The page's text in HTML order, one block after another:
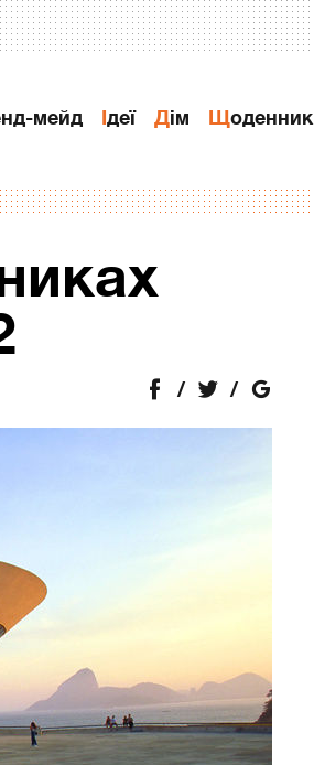
мейд Ідеї Дiм Щоденник